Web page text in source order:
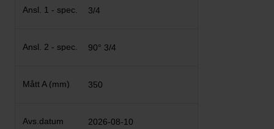
3/4
90° 3/4
350
2026-08-10